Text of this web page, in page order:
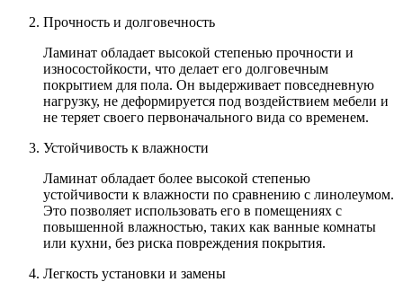
Прочность и долговечность
Ламинат обладает высокой степенью прочности и
износостойкости, что делает его долговечным
покрытием для пола. Он выдерживает повседневную
нагрузку, не деформируется под воздействием мебели и
не теряет своего первоначального вида со временем.
Устойчивость к влажности
Ламинат обладает более высокой степенью
устойчивости к влажности по сравнению с линолеумом.
Это позволяет использовать его в помещениях с
повышенной влажностью, таких как ванные комнаты
или кухни, без риска повреждения покрытия.
Легкость установки и замены